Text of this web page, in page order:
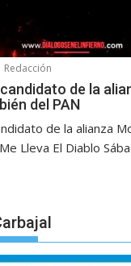
Redacción
de la
del PAN
de la alianza
Lleva El Diablo